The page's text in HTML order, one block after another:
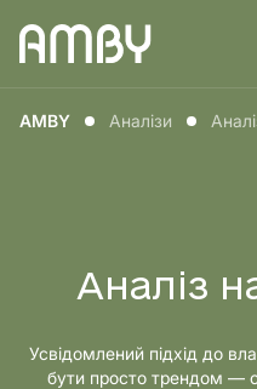
AMBY Аналізи
Аналіз
Усвідомлений підхід до
бути просто трендом —